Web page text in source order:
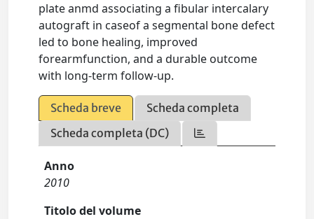
plate anmd associating a fibular intercalary
autograft in caseof a segmental bone defect
led to bone healing, improved
forearmfunction, and a durable outcome
with long-term follow-up.
Scheda breve
Scheda completa
Scheda completa (DC)
Anno
2010
Titolo del volume